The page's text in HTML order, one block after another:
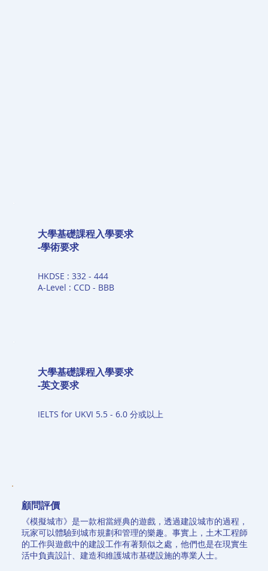
大學基礎課程入學要求
-英文要求
IELTS for UKVI 5.5 - 6.0 分或以上
大學基礎課程入學要求
-學術要求
HKDSE : 332 - 444
A-Level : CCD - BBB
​顧問評價
《模擬城市》是一款相當經典的遊戲，透過建設城市的過程，
玩家可以體驗到城市規劃和管理的樂趣。事實上，土木工程師
的工作與遊戲中的建設工作有著類似之處，他們也是在現實生
活中負責設計、建造和維護城市基礎設施的專業人士。